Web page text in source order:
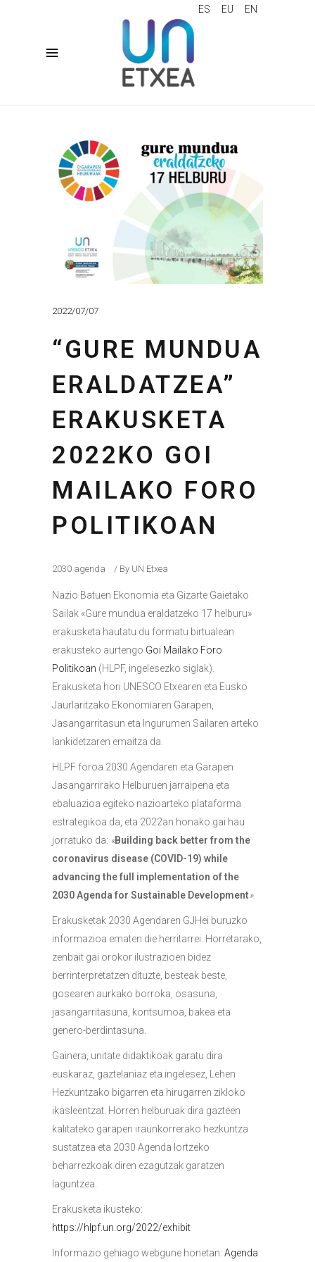
ES EU EN
2022/07/07
“GURE MUNDUA
ERALDATZEA”
ERAKUSKETA
2022KO GOI
MAILAKO FORO
POLITIKOAN
2030 agenda By UN Etxea
Nazio Batuen Ekonomia eta Gizarte Gaietako
Sailak «Gure mundua eraldatzeko 17 helburu»
erakusketa hautatu du formatu birtualean
erakusteko aurtengo Goi Mailako Foro
Politikoan (HLPF, ingelesezko siglak).
Erakusketa hori UNESCO Etxearen eta Eusko
Jaurlaritzako Ekonomiaren Garapen,
Jasangarritasun eta Ingurumen Sailaren arteko
lankidetzaren emaitza da.
HLPF foroa 2030 Agendaren eta Garapen
Jasangarrirako Helburuen jarraipena eta
ebaluazioa egiteko nazioarteko plataforma
estrategikoa da, eta 2022an honako gai hau
jorratuko da: «Building back better from the
coronavirus disease (COVID-19) while
advancing the full implementation of the
2030 Agenda for Sustainable Development».
Erakusketak 2030 Agendaren GJHei buruzko
informazioa ematen die herritarrei. Horretarako,
zenbait gai orokor ilustrazioen bidez
berrinterpretatzen dituzte, besteak beste,
gosearen aurkako borroka, osasuna,
jasangarritasuna, kontsumoa, bakea eta
genero-berdintasuna.
Gainera, unitate didaktikoak garatu dira
euskaraz, gaztelaniaz eta ingelesez, Lehen
Hezkuntzako bigarren eta hirugarren zikloko
ikasleentzat. Horren helburuak dira gazteen
kalitateko garapen iraunkorrerako hezkuntza
sustatzea eta 2030 Agenda lortzeko
beharrezkoak diren ezagutzak garatzen
laguntzea.
Erakusketa ikusteko:
https://hlpf.un.org/2022/exhibit
Informazio gehiago webgune honetan: Agenda